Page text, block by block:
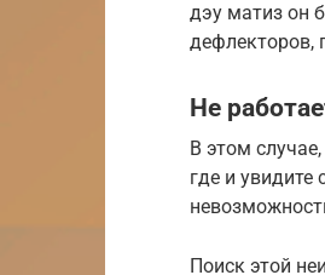
дэу матиз он
дефлекторов,
Не
В этом
где и увидите
Поиск этой